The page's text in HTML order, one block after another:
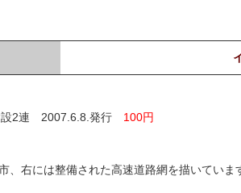
設2連 2007.6.8.発行 100円
、右には整備された高速道路網を描いていま